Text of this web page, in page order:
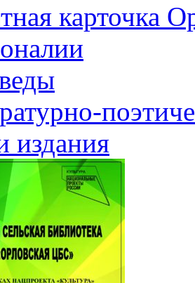
карточка
издания